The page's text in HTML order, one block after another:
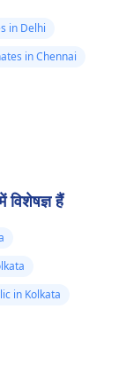
in Delhi
in Chennai
विशेषज्ञ हैं
in Kolkata